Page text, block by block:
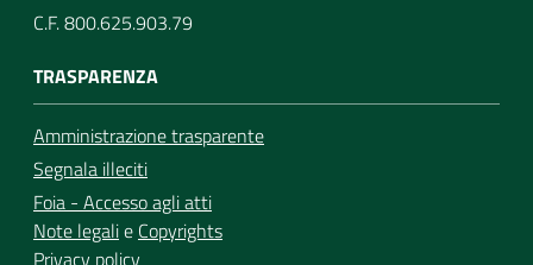
C.F. 800.625.903.79
TRASPARENZA
Amministrazione trasparente
Segnala illeciti
Foia - Accesso agli atti
Note legalie Copyrights